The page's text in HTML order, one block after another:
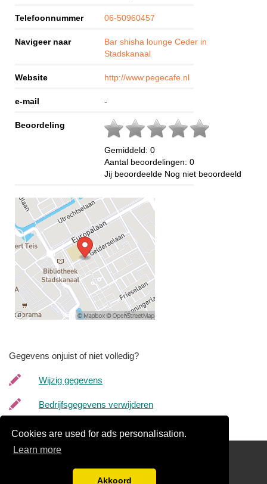
Cookies are used for ads personalisation.
Learn more
Akkoord
Telefoonnummer 06-50960457
Navigeer naar
Bar shisha lounge Ceder in
Stadskanaal
Website http://www.pegecafe.nl
e-mail -
Beoordeling
Gemiddeld: 0
Aantal beoordelingen: 0
Jij beoordeelde Nog niet beoordeeld
Gegevens onjuist of niet volledig?
Wijzig gegevens
Bedrijfsgegevens verwijderen
Links